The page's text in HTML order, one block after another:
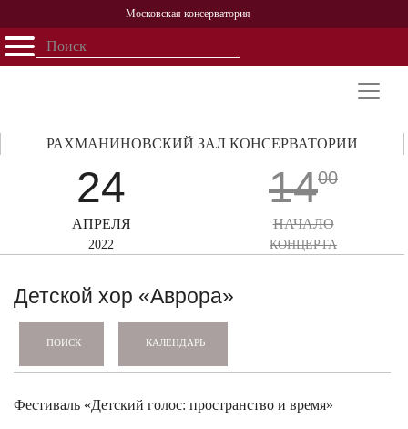
Московская консерватория
Открыть - закрыть
Персоналии
История
24
АПРЕЛЯ
2022
РАХМАНИНОВСКИЙ ЗАЛ КОНСЕРВАТОРИИ
1400
НАЧАЛО
КОНЦЕРТА
Детской хор «Аврора»
ПОИСК КАЛЕНДАРЬ
Фестиваль «Детский голос: пространство и время»